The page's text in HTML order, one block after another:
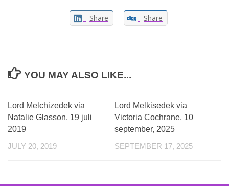
Share Share
YOU MAY ALSO LIKE...
Lord Melchizedek via
Natalie Glasson, 19 juli
2019
JULY 20, 2019
Lord Melkisedek via
Victoria Cochrane, 10
september, 2025
SEPTEMBER 17, 2025